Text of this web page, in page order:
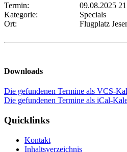
Termin:
09.08.2025
Kategorie:
Specials
Ort:
Flugplatz
Downloads
Die gefundenen Termine als VCS-
Die gefundenen Termine als iCal-
Quicklinks
Kontakt
Inhaltsverzeichnis